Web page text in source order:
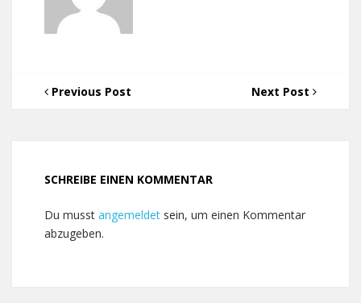
Previous Post Next Post
SCHREIBE EINEN KOMMENTAR
Du musst angemeldet sein, um einen Kommentar
abzugeben.